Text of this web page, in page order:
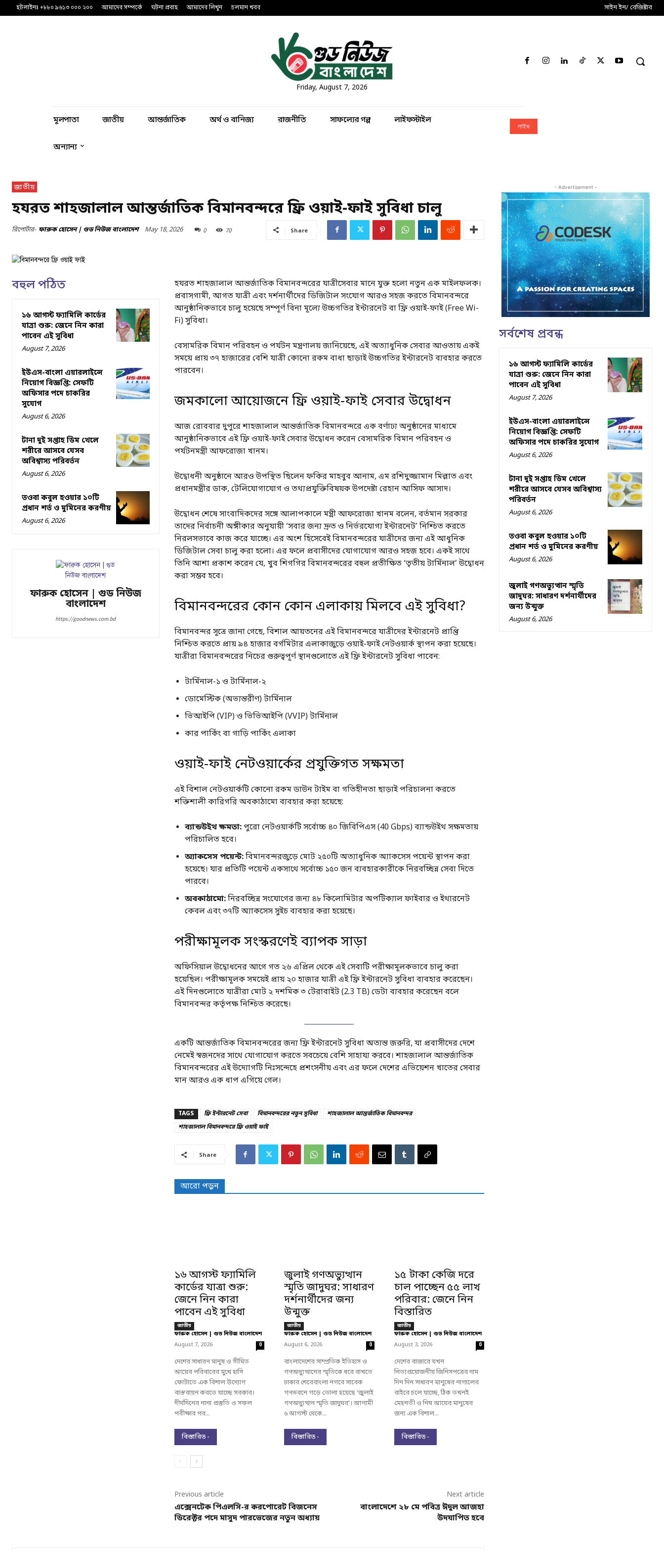
হটলাইনঃ +৮৮০ ৯৬১৩ ০০০ ২০০ আমাদের সম্পর্কে ঘটনা প্রবাহ আমাদের লিখুন চলমান খবর সাইন ইন/ রেজিষ্টার
Friday, August 7, 2026
মূলপাতা জাতীয় আন্তর্জাতিক অর্থ ও বানিজ্য রাজনীতি সাফল্যের গল্প লাইফস্টাইল
অন্যান্য
লাইভ
জাতীয়
হযরত শাহজালাল আন্তর্জাতিক বিমানবন্দরে ফ্রি ওয়াই-ফাই সুবিধা চালু
রিপোর্টার- ফারুক হোসেন | গুড নিউজ বাংলাদেশ May 18, 2026 0 70 Share
বহুল পঠিত
১৬ আগস্ট ফ্যামিলি কার্ডের
যাত্রা শুরু: জেনে নিন কারা
পাবেন এই সুবিধা
August 7, 2026
ইউএস-বাংলা এয়ারলাইন্সে
নিয়োগ বিজ্ঞপ্তি: সেফটি
অফিসার পদে চাকরির
সুযোগ
August 6, 2026
টানা দুই সপ্তাহ ডিম খেলে
শরীরে আসবে যেসব
অবিশ্বাস্য পরিবর্তন
August 6, 2026
তওবা কবুল হওয়ার ১০টি
প্রধান শর্ত ও মুমিনের করণীয়
August 6, 2026
ফারুক হোসেন | গুড নিউজ
বাংলাদেশ
https://goodnews.com.bd
হযরত শাহজালাল আন্তর্জাতিক বিমানবন্দরের যাত্রীসেবার মানে যুক্ত হলো নতুন এক মাইলফলক।
প্রবাসগামী, আগত যাত্রী এবং দর্শনার্থীদের ডিজিটাল সংযোগ আরও সহজ করতে বিমানবন্দরে
আনুষ্ঠানিকভাবে চালু হয়েছে সম্পূর্ণ বিনা মূল্যে উচ্চগতির ইন্টারনেট বা ফ্রি ওয়াই-ফাই (Free Wi-
Fi) সুবিধা।
বেসামরিক বিমান পরিবহন ও পর্যটন মন্ত্রণালয় জানিয়েছে, এই অত্যাধুনিক সেবার আওতায় একই
সময়ে প্রায় ৩৭ হাজারের বেশি যাত্রী কোনো রকম বাধা ছাড়াই উচ্চগতির ইন্টারনেট ব্যবহার করতে
পারবেন।
জমকালো আয়োজনে ফ্রি ওয়াই-ফাই সেবার উদ্বোধন
আজ রোববার দুপুরে শাহজালাল আন্তর্জাতিক বিমানবন্দরে এক বর্ণাঢ্য অনুষ্ঠানের মাধ্যমে
আনুষ্ঠানিকভাবে এই ফ্রি ওয়াই-ফাই সেবার উদ্বোধন করেন বেসামরিক বিমান পরিবহন ও
পর্যটনমন্ত্রী আফরোজা খানম।
উদ্বোধনী অনুষ্ঠানে আরও উপস্থিত ছিলেন ফকির মাহবুব আনাম, এম রশিদুজ্জামান মিল্লাত এবং
প্রধানমন্ত্রীর ডাক, টেলিযোগাযোগ ও তথ্যপ্রযুক্তিবিষয়ক উপদেষ্টা রেহান আসিফ আসাদ।
উদ্বোধন শেষে সাংবাদিকদের সঙ্গে আলাপকালে মন্ত্রী আফরোজা খানম বলেন, বর্তমান সরকার
তাদের নির্বাচনী অঙ্গীকার অনুযায়ী ‘সবার জন্য দ্রুত ও নির্ভরযোগ্য ইন্টারনেট’ নিশ্চিত করতে
নিরলসভাবে কাজ করে যাচ্ছে। এর অংশ হিসেবেই বিমানবন্দরের যাত্রীদের জন্য এই আধুনিক
ডিজিটাল সেবা চালু করা হলো। এর ফলে প্রবাসীদের যোগাযোগ আরও সহজ হবে। একই সাথে
তিনি আশা প্রকাশ করেন যে, খুব শিগগির বিমানবন্দরের বহুল প্রতীক্ষিত ‘তৃতীয় টার্মিনাল’ উদ্বোধন
করা সম্ভব হবে।
বিমানবন্দরের কোন কোন এলাকায় মিলবে এই সুবিধা?
বিমানবন্দর সূত্রে জানা গেছে, বিশাল আয়তনের এই বিমানবন্দরে যাত্রীদের ইন্টারনেট প্রাপ্তি
নিশ্চিত করতে প্রায় ৯৪ হাজার বর্গমিটার এলাকাজুড়ে ওয়াই-ফাই নেটওয়ার্ক স্থাপন করা হয়েছে।
যাত্রীরা বিমানবন্দরের নিচের গুরুত্বপূর্ণ স্থানগুলোতে এই ফ্রি ইন্টারনেট সুবিধা পাবেন:
টার্মিনাল-১ ও টার্মিনাল-২
ডোমেস্টিক (অভ্যন্তরীণ) টার্মিনাল
ভিআইপি (VIP) ও ভিভিআইপি (VVIP) টার্মিনাল
কার পার্কিং বা গাড়ি পার্কিং এলাকা
ওয়াই-ফাই নেটওয়ার্কের প্রযুক্তিগত সক্ষমতা
এই বিশাল নেটওয়ার্কটি কোনো রকম ডাউন টাইম বা গতিহীনতা ছাড়াই পরিচালনা করতে
শক্তিশালী কারিগরি অবকাঠামো ব্যবহার করা হয়েছে:
ব্যান্ডউইথ ক্ষমতা:পুরো নেটওয়ার্কটি সর্বোচ্চ ৪০ জিবিপিএস (40 Gbps) ব্যান্ডউইথ সক্ষমতায়
পরিচালিত হবে।
অ্যাকসেস পয়েন্ট:বিমানবন্দরজুড়ে মোট ২৫০টি অত্যাধুনিক অ্যাকসেস পয়েন্ট স্থাপন করা
হয়েছে। যার প্রতিটি পয়েন্ট একসাথে সর্বোচ্চ ১৫০ জন ব্যবহারকারীকে নিরবচ্ছিন্ন সেবা দিতে
পারবে।
অবকাঠামো:নিরবচ্ছিন্ন সংযোগের জন্য ৪৮ কিলোমিটার অপটিক্যাল ফাইবার ও ইথারনেট
কেবল এবং ৩৭টি অ্যাকসেস সুইচ ব্যবহার করা হয়েছে।
পরীক্ষামূলক সংস্করণেই ব্যাপক সাড়া
অফিসিয়াল উদ্বোধনের আগে গত ২৬ এপ্রিল থেকে এই সেবাটি পরীক্ষামূলকভাবে চালু করা
হয়েছিল। পরীক্ষামূলক সময়েই প্রায় ২০ হাজার যাত্রী এই ফ্রি ইন্টারনেট সুবিধা ব্যবহার করেছেন।
এই দিনগুলোতে যাত্রীরা মোট ২ দশমিক ৩ টেরাবাইট (2.3 TB) ডেটা ব্যবহার করেছেন বলে
বিমানবন্দর কর্তৃপক্ষ নিশ্চিত করেছে।
একটি আন্তর্জাতিক বিমানবন্দরের জন্য ফ্রি ইন্টারনেট সুবিধা অত্যন্ত জরুরি, যা প্রবাসীদের দেশে
নেমেই স্বজনদের সাথে যোগাযোগ করতে সবচেয়ে বেশি সাহায্য করবে। শাহজালাল আন্তর্জাতিক
বিমানবন্দরের এই উদ্যোগটি নিঃসন্দেহে প্রশংসনীয় এবং এর ফলে দেশের এভিয়েশন খাতের সেবার
মান আরও এক ধাপ এগিয়ে গেল।
TAGS ফ্রি ইন্টারনেট সেবা বিমানবন্দরের নতুন সুবিধা
শাহজালাল আন্তর্জাতিক বিমানবন্দর
শাহজালাল বিমানবন্দরে ফ্রি ওয়াই ফাই
Share
আরো পড়ুন
১৬ আগস্ট ফ্যামিলি
কার্ডের যাত্রা শুরু:
জেনে নিন কারা
পাবেন এই সুবিধা
জাতীয়
ফারুক হোসেন | গুড নিউজ বাংলাদেশ
-
August 7, 2026 0
দেশের সাধারণ মানুষ ও সীমিত
আয়ের পরিবারের মুখে হাসি
ফোটাতে এক বিশাল উদ্যোগ
বাস্তবায়ন করতে যাচ্ছে সরকার।
দীর্ঘদিনের নানা প্রস্তুতি ও সফল
পরীক্ষার পর...
বিস্তারিত -
জুলাই গণঅভ্যুত্থান
স্মৃতি জাদুঘর: সাধারণ
দর্শনার্থীদের জন্য
উন্মুক্ত
জাতীয়
ফারুক হোসেন | গুড নিউজ বাংলাদেশ
-
August 6, 2026 0
বাংলাদেশের সাম্প্রতিক ইতিহাস ও
গণঅভ্যুত্থানের স্মৃতিকে ধরে রাখতে
ঢাকার শেরেবাংলা নগরে সাবেক
গণভবনে গড়ে তোলা হয়েছে ‘জুলাই
গণঅভ্যুত্থান স্মৃতি জাদুঘর’। আগামী
৬ আগস্ট থেকে...
বিস্তারিত -
১৫ টাকা কেজি দরে
চাল পাচ্ছেন ৫৫ লাখ
পরিবার: জেনে নিন
বিস্তারিত
জাতীয়
ফারুক হোসেন | গুড নিউজ বাংলাদেশ
-
August 3, 2026 0
দেশের বাজারে যখন
নিত্যপ্রয়োজনীয় জিনিসপত্রের দাম
দিন দিন সাধারণ মানুষের নাগালের
বাইরে চলে যাচ্ছে, ঠিক তখনই
মেহনতী ও নিম্ন আয়ের মানুষের
জন্য এক বিশাল...
বিস্তারিত -
Previous article
এক্সেনটেক পিএলসি-র করপোরেট বিজনেস
ডিরেক্টর পদে মাসুদ পারভেজের নতুন অধ্যায়
Next article
বাংলাদেশে ২৮ মে পবিত্র ঈদুল আজহা
উদযাপিত হবে
- Advertisement -
সর্বশেষ প্রবন্ধ
১৬ আগস্ট ফ্যামিলি কার্ডের
যাত্রা শুরু: জেনে নিন কারা
পাবেন এই সুবিধা
August 7, 2026
ইউএস-বাংলা এয়ারলাইন্সে
নিয়োগ বিজ্ঞপ্তি: সেফটি
অফিসার পদে চাকরির সুযোগ
August 6, 2026
টানা দুই সপ্তাহ ডিম খেলে
শরীরে আসবে যেসব অবিশ্বাস্য
পরিবর্তন
August 6, 2026
তওবা কবুল হওয়ার ১০টি
প্রধান শর্ত ও মুমিনের করণীয়
August 6, 2026
জুলাই গণঅভ্যুত্থান স্মৃতি
জাদুঘর: সাধারণ দর্শনার্থীদের
জন্য উন্মুক্ত
August 6, 2026